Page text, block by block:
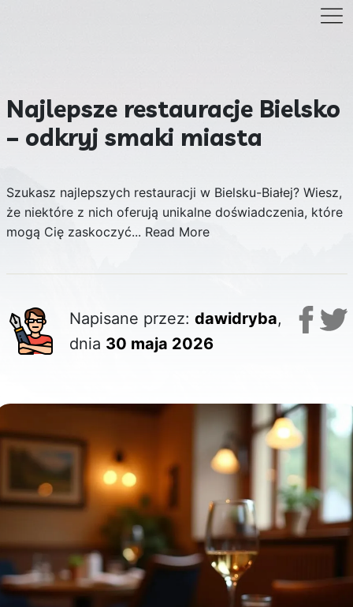
Najlepsze restauracje Bielsko
– odkryj smaki miasta
Szukasz najlepszych restauracji w Bielsku-Białej? Wiesz,
że niektóre z nich oferują unikalne doświadczenia, które
mogą Cię zaskoczyć... Read More
Napisane przez: dawidryba,
dnia 30 maja 2026